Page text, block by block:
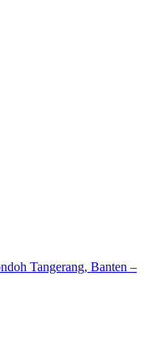
Tangerang, Banten –